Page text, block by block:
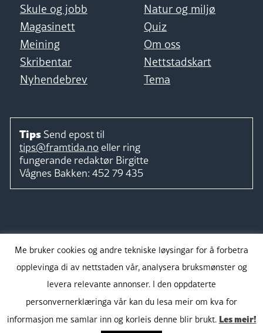
Skule og jobb
Natur og miljø
Magasinett
Quiz
Meining
Om oss
Skribentar
Nettstadskart
Nyhendebrev
Tema
Tips Send epost til
tips@framtida.no eller ring
fungerande redaktør Birgitte
Vågnes Bakken: 452 79 435
Takk for støtta:
Me bruker cookies og andre tekniske løysingar for å forbetra
opplevinga di av nettstaden vår, analysera bruksmønster og
levera relevante annonser. I den oppdaterte
personvernerklæringa vår kan du lesa meir om kva for
informasjon me samlar inn og korleis denne blir brukt. Les meir!